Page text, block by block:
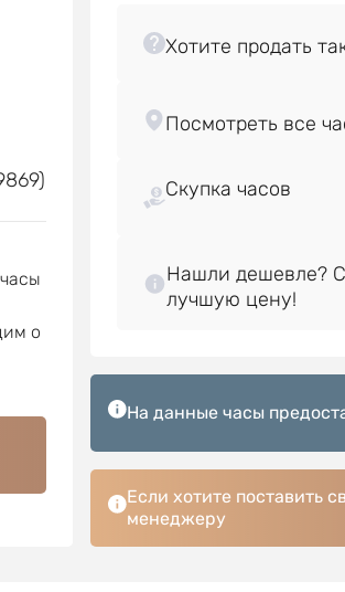
о
Скупка часов
Нашли дешевле?
На данные часы
Если хотите поставить
менеджеру